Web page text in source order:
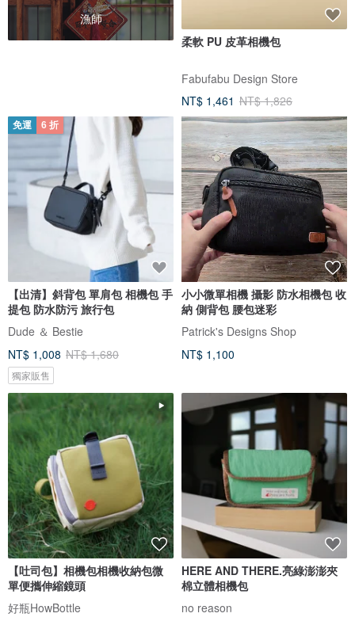
漁師
柔軟 PU 皮革相機包
Fabufabu Design Store
NT$ 1,461 NT$ 1,826
免運 6 折
【出清】斜背包 單肩包 相機包 手
提包 防水防污 旅行包
Dude ＆ Bestie
NT$ 1,008 NT$ 1,680
獨家販售
小小微單相機 攝影 防水相機包 收
納 側背包 腰包迷彩
Patrick's Designs Shop
NT$ 1,100
【吐司包】相機包相機收納包微
單便攜伸縮鏡頭
好瓶HowBottle
HERE AND THERE.亮綠澎澎夾
棉立體相機包
no reason